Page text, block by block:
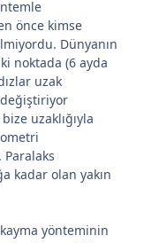
önce kimse
Dünyanın
noktada (6 ayda
uzak
uzaklığıyla
kadar olan yakın
kayma yönteminin